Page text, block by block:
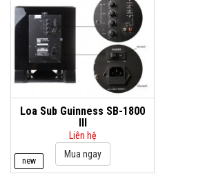
new
Loa Sub Guinness SB-1800
Liên hệ